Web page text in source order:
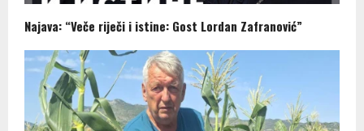
Najava: “Veče riječi i istine: Gost Lordan Zafranović”